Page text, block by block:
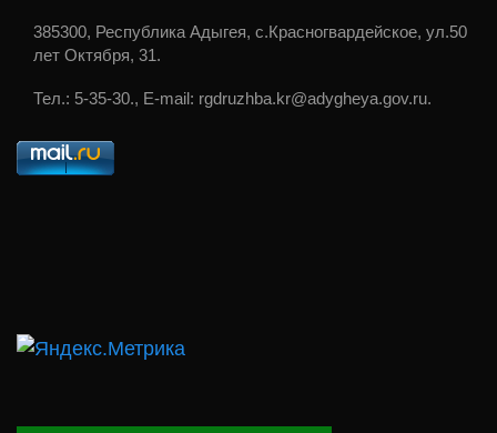
385300, Республика Адыгея, с.Красногвардейское, ул.50
лет Октября, 31.
Тел.: 5-35-30., E-mail: rgdruzhba.kr@adygheya.gov.ru.